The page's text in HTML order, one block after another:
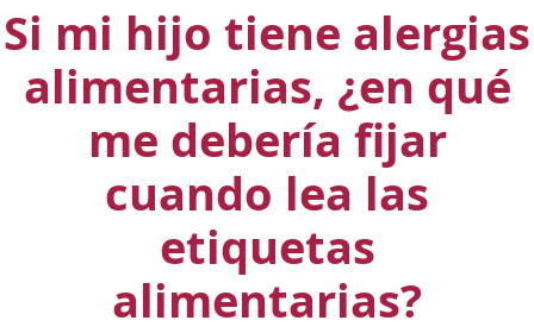
Si mi hijo tiene alergias
alimentarias, ¿en qué
me debería fijar
cuando lea las
etiquetas
alimentarias?